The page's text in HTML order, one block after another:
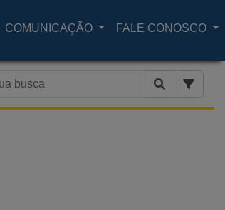
COMUNICAÇÃO FALE CONOSCO